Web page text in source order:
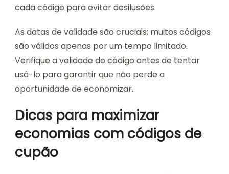
cada código para evitar desilusões.
As datas de validade são cruciais; muitos códigos
são válidos apenas por um tempo limitado.
Verifique a validade do código antes de tentar
usá-lo para garantir que não perde a
oportunidade de economizar.
Dicas para maximizar
economias com códigos de
cupão